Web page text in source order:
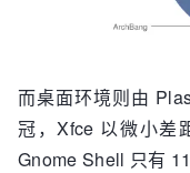
而桌面环境则由
冠，Xfce 以微小差
Gnome Shell 只有